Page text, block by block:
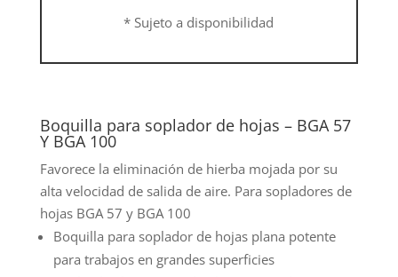
* Sujeto a disponibilidad
Boquilla para soplador de hojas – BGA 57
Y BGA 100
Favorece la eliminación de hierba mojada por su
alta velocidad de salida de aire. Para sopladores de
hojas BGA 57 y BGA 100
Boquilla para soplador de hojas plana potente
para trabajos en grandes superficies